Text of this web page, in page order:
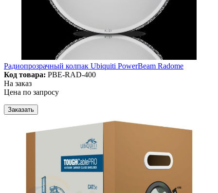
Радиопрозрачный колпак Ubiquiti PowerBeam Radome
Код товара: PBE-RAD-400
На заказ
Цена по запросу
Заказать